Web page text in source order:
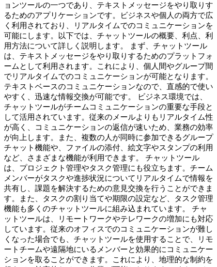
ョンツールの一つであり、テキストメッセージをやり取りす
るためのアプリケーションです。ビジネスや個人の両方で広
く利用されており、リアルタイムでのコミュニケーションを
可能にします。以下では、チャットツールの概要、利点、利
用方法について詳しく説明します。 まず、チャットツール
は、テキストメッセージをやり取りするためのプラットフォ
ームとして利用されます。これにより、個人間やグループ間
でリアルタイムでのコミュニケーションが可能となります。
テキストベースのコミュニケーションなので、直感的で使い
やすく、迅速な情報交換が可能です。 ビジネス環境では、
チャットツールがチームコミュニケーションの重要な手段と
して活用されています。従来のメールよりもリアルタイム性
が高く、コミュニケーションの返信が速いため、業務の効率
が向上します。また、複数の人が同時に参加できるグループ
チャット機能や、ファイルの添付、絵文字やスタンプの利用
など、さまざまな機能が利用できます。 チャットツール
は、プロジェクト管理やタスク管理にも役立ちます。チーム
メンバーがタスクや進捗状況についてリアルタイムで情報を
共有し、課題を解決するための意見交換を行うことができま
す。また、タスクの割り当てや期限の設定など、タスク管理
機能も多くのチャットツールに組み込まれています。 チャ
ットツールは、リモートワークやテレワークの増加にも対応
しています。従来のオフィスでのコミュニケーションが難し
くなった場合でも、チャットツールを使用することで、リモ
ートチームや遠隔地にいるメンバーと効果的にコミュニケー
ションを取ることができます。これにより、地理的な制約を